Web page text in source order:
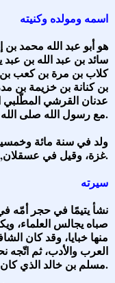
اسمه ومولده وكنيته
هو أبو عبد الله محمد
سائد بن عبد الله بن
كلاب بن مرة بن كعب
بن كنانة بن خزيمة بن
عدنان القرشي
مع رسول الله صلى الله عليه وسلم في عبد مناف بن قصي.
ولد في سنة مائة
غزة، وقيل في عسقلان, ثم أُخِذ إلى مكة وهو ابن سنتين.
سيرته
نشأ يتيمًا في حجر أمّه
صباه يجالس العلماء،
منها خبايا، وقد كان
العرب والأدب، ثم اتّجه
مسلم بن خالد الذي كان مفتي مكة.